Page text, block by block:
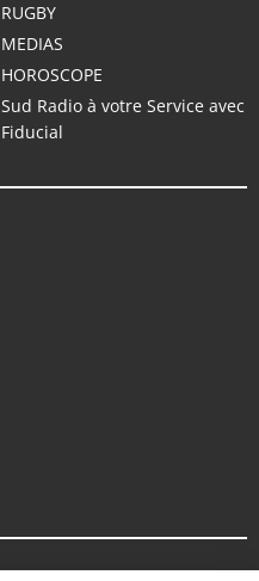
RUGBY
MEDIAS
HOROSCOPE
Sud Radio à votre Service avec
Fiducial